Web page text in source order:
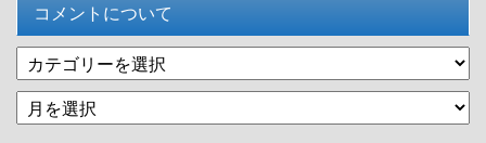
コメントについて
テ
ゴ
リ
過
去